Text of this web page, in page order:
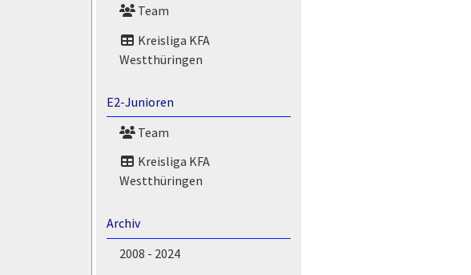
Team
Kreisliga KFA
Westthüringen
E2-Junioren
Team
Kreisliga KFA
Westthüringen
Archiv
2008 - 2024